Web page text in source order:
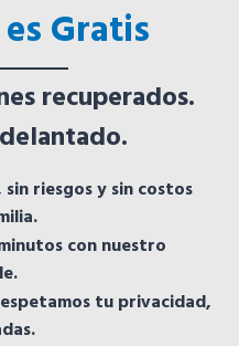
Gratis
recuperados.
riesgos y sin costos
con nuestro
tu privacidad,